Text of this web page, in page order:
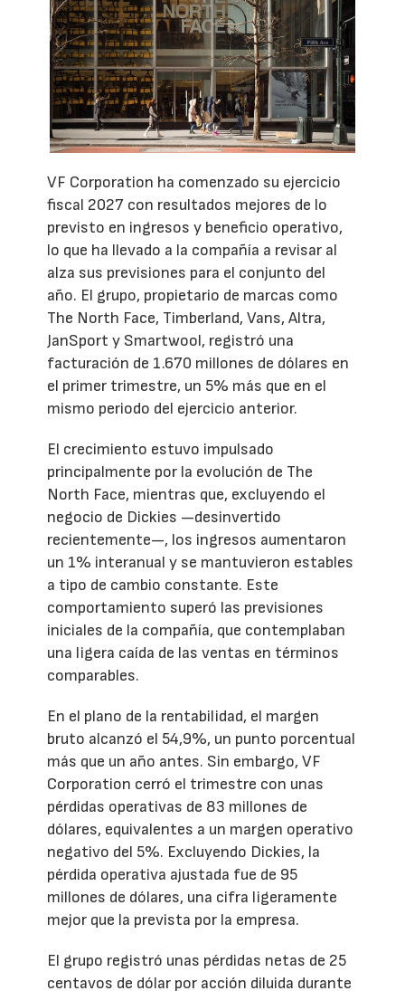
VF Corporation ha comenzado su ejercicio
fiscal 2027 con resultados mejores de lo
previsto en ingresos y beneficio operativo,
lo que ha llevado a la compañía a revisar al
alza sus previsiones para el conjunto del
año. El grupo, propietario de marcas como
The North Face, Timberland, Vans, Altra,
JanSport y Smartwool, registró una
facturación de 1.670 millones de dólares en
el primer trimestre, un 5% más que en el
mismo periodo del ejercicio anterior.
El crecimiento estuvo impulsado
principalmente por la evolución de The
North Face, mientras que, excluyendo el
negocio de Dickies —desinvertido
recientemente—, los ingresos aumentaron
un 1% interanual y se mantuvieron estables
a tipo de cambio constante. Este
comportamiento superó las previsiones
iniciales de la compañía, que contemplaban
una ligera caída de las ventas en términos
comparables.
En el plano de la rentabilidad, el margen
bruto alcanzó el 54,9%, un punto porcentual
más que un año antes. Sin embargo, VF
Corporation cerró el trimestre con unas
pérdidas operativas de 83 millones de
dólares, equivalentes a un margen operativo
negativo del 5%. Excluyendo Dickies, la
pérdida operativa ajustada fue de 95
millones de dólares, una cifra ligeramente
mejor que la prevista por la empresa.
El grupo registró unas pérdidas netas de 25
centavos de dólar por acción diluida durante